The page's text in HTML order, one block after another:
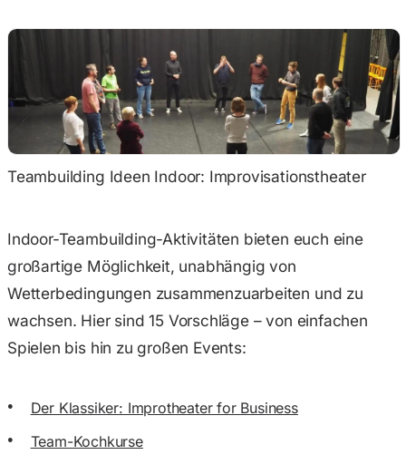
Teambuilding Ideen Indoor: Improvisationstheater
Indoor-Teambuilding-Aktivitäten bieten euch eine
großartige Möglichkeit, unabhängig von
Wetterbedingungen zusammenzuarbeiten und zu
wachsen. Hier sind 15 Vorschläge – von einfachen
Spielen bis hin zu großen Events:
Der Klassiker: Improtheater for Business
Team-Kochkurse